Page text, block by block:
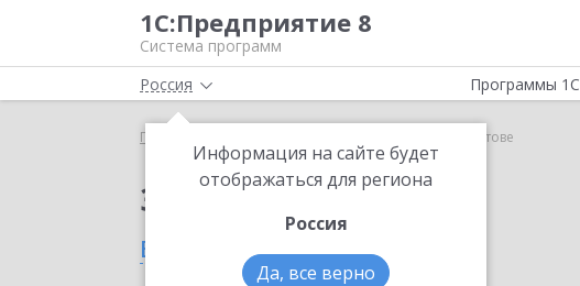
1С:Предприятие 8
Система программ
Россия
Информация на сайте будет
отображаться для региона
Россия
Да, все верно
Программы 1С
Главная 1C-UMI в Саратове
Заказать 1C-UMI
в Саратове